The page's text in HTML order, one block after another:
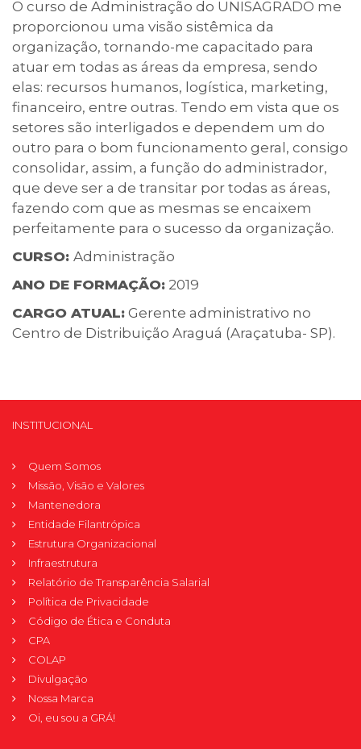
Calendário acadêmico
Internacionalização
UATI
O curso de Administração do UNISAGRADO me
proporcionou uma visão sistêmica da
organização, tornando-me capacitado para
atuar em todas as áreas da empresa, sendo
elas: recursos humanos, logística, marketing,
financeiro, entre outras. Tendo em vista que os
setores são interligados e dependem um do
outro para o bom funcionamento geral, consigo
consolidar, assim, a função do administrador,
que deve ser a de transitar por todas as áreas,
fazendo com que as mesmas se encaixem
perfeitamente para o sucesso da organização.
CURSO: Administração
ANO DE FORMAÇÃO: 2019
CARGO ATUAL: Gerente administrativo no
Centro de Distribuição Araguá (Araçatuba- SP).
INSTITUCIONAL
Quem Somos
Missão, Visão e Valores
Mantenedora
Entidade Filantrópica
Estrutura Organizacional
Infraestrutura
Relatório de Transparência Salarial
Política de Privacidade
Código de Ética e Conduta
CPA
COLAP
Divulgação
Nossa Marca
Oi, eu sou a GRÁ!